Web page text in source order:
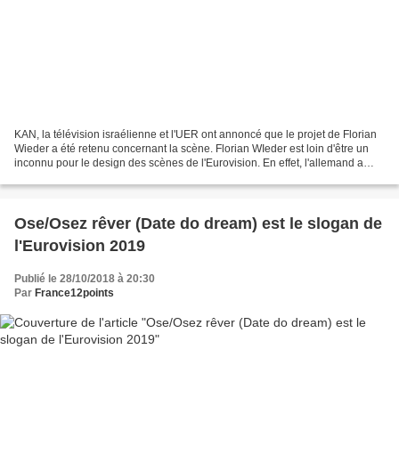
KAN, la télévision israélienne et l'UER ont annoncé que le projet de Florian
Wieder a été retenu concernant la scène. Florian WIeder est loin d'être un
inconnu pour le design des scènes de l'Eurovision. En effet, l'allemand a
Ose/Osez rêver (Date do dream) est le slogan de
l'Eurovision 2019
Publié le 28/10/2018 à 20:30
Par France12points